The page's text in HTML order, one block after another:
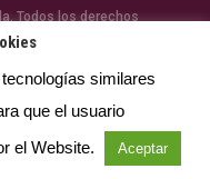
Todos los derechos
legal -
⚡TeamhostStudio
similares
que el usuario
el Website.
Aceptar